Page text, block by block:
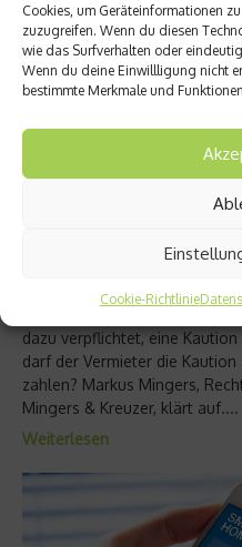
Cookies, um Geräteinformationen
zuzugreifen. Wenn du diesen
wie das Surfverhalten oder
Wenn du deine Einwillligung nicht
bestimmte Merkmale und
Cookie-Richtlinie
Mietkaution: Ist ein
dazu verpflichtet, eine
darf der Vermieter die
zahlen? Markus Mingers,
Mingers & Kreuzer, klärt auf....
Weiterlesen